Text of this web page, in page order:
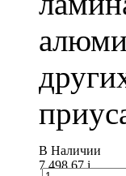
В Наличии
7 498.67i